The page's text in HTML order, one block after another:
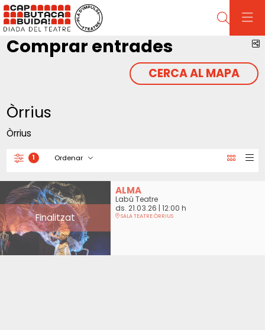
Cerca
Comprar entrades
CERCA AL MAPA
Òrrius
Òrrius
Filtrar
1 Ordenar
Finalitzat
ALMA
Labú Teatre
ds. 21.03.26 | 12:00 h
SALA TEATRE ÒRRIUS